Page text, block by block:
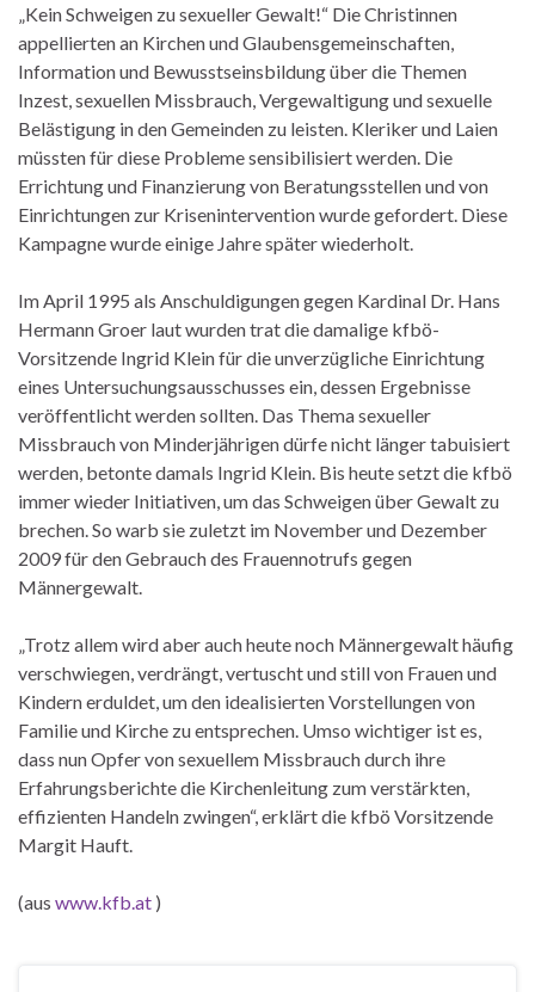
„Kein Schweigen zu sexueller Gewalt!“ Die Christinnen
appellierten an Kirchen und Glaubensgemeinschaften,
Information und Bewusstseinsbildung über die Themen
Inzest, sexuellen Missbrauch, Vergewaltigung und sexuelle
Belästigung in den Gemeinden zu leisten. Kleriker und Laien
müssten für diese Probleme sensibilisiert werden. Die
Errichtung und Finanzierung von Beratungsstellen und von
Einrichtungen zur Krisenintervention wurde gefordert. Diese
Kampagne wurde einige Jahre später wiederholt.
Im April 1995 als Anschuldigungen gegen Kardinal Dr. Hans
Hermann Groer laut wurden trat die damalige kfbö-
Vorsitzende Ingrid Klein für die unverzügliche Einrichtung
eines Untersuchungsausschusses ein, dessen Ergebnisse
veröffentlicht werden sollten. Das Thema sexueller
Missbrauch von Minderjährigen dürfe nicht länger tabuisiert
werden, betonte damals Ingrid Klein. Bis heute setzt die kfbö
immer wieder Initiativen, um das Schweigen über Gewalt zu
brechen. So warb sie zuletzt im November und Dezember
2009 für den Gebrauch des Frauennotrufs gegen
Männergewalt.
„Trotz allem wird aber auch heute noch Männergewalt häufig
verschwiegen, verdrängt, vertuscht und still von Frauen und
Kindern erduldet, um den idealisierten Vorstellungen von
Familie und Kirche zu entsprechen. Umso wichtiger ist es,
dass nun Opfer von sexuellem Missbrauch durch ihre
Erfahrungsberichte die Kirchenleitung zum verstärkten,
effizienten Handeln zwingen“, erklärt die kfbö Vorsitzende
Margit Hauft.
(aus www.kfb.at )